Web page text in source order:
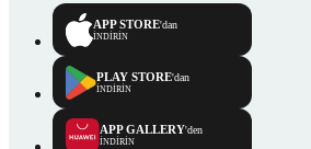
APP STORE'dan
İNDİRİN
PLAY STORE'dan
İNDİRİN
APP GALLERY'den
İNDİRİN